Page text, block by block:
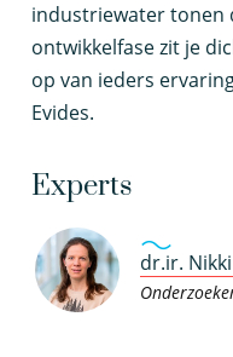
industriewater tonen
ontwikkelfase zit je
op van ieders
Evides.
Experts
dr.ir.